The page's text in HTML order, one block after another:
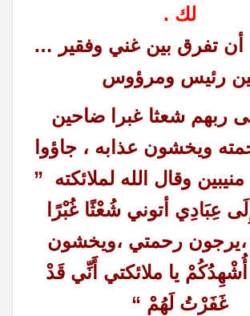
لك .
أن تفرق بين غني وفقير …
رئيس ومرؤوس
ربهم شعثا غبرا ضاحين
ويخشون عذابه ، جاؤوا
منيبين وقال الله لملائكته ”
عِبَادِي أتوني شُعْثًا غُبْرًا
،يرجون رحمتي ،ويخشون
يا ملائكتي أَنِّي قَدْ
غَفَرْتُ لَهُمْ “